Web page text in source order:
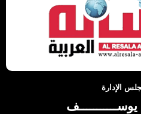
الإدارة
يوســـــــــــف